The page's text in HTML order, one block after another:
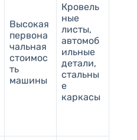
Высокая
первона
чальная
стоимос
ть
машины
Кровель
ные
листы,
автомоб
ильные
детали,
стальны
е
каркасы